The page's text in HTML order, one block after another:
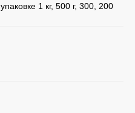
1 кг, 500 г, 300, 200